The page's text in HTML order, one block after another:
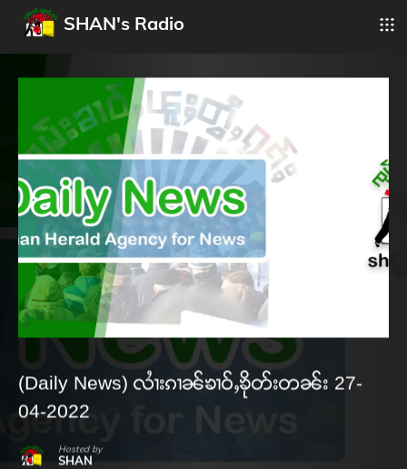
SHAN's Radio
(Daily News) လၢႆးၵၢၼ်ၶၢဝ်ႇၶိုတ်းတၼ်း 27-
04-2022
Hosted by
SHAN